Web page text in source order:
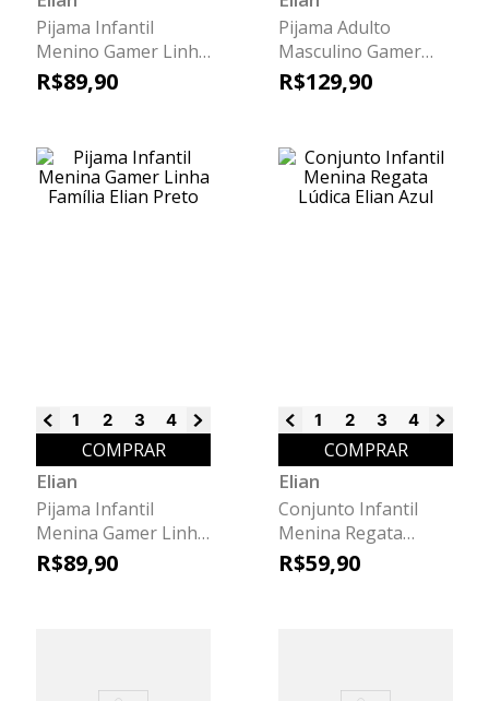
Pijama Infantil
Menino Gamer Linha
Família Elian Preto
R$89,90
Pijama Adulto
Masculino Gamer
Linha Família Elian
R$129,90
1 2 3 4 6 12 14
COMPRAR
Elian
Pijama Infantil
Menina Gamer Linha
Família Elian Preto
R$89,90
1 2 3 4 6
COMPRAR
Elian
Conjunto Infantil
Menina Regata
Lúdica Elian Azul
R$59,90